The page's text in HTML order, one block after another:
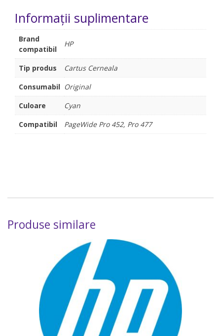
Informații suplimentare
Brand
compatibil
HP
Tip produs
Cartus Cerneala
Consumabil Original
Culoare
Cyan
Compatibil
PageWide Pro 452, Pro 477
Produse similare